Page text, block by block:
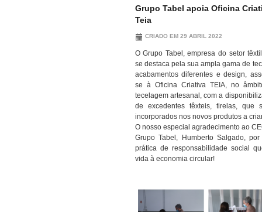
Grupo Tabel apoia Oficina
Teia
CRIADO EM 29 ABRIL 2022
O Grupo Tabel, empresa do setor
se destaca pela sua ampla gama de
acabamentos diferentes e design,
se à Oficina Criativa TEIA, no
tecelagem artesanal, com a
de excedentes têxteis, tirelas, que
incorporados nos novos produtos a
O nosso especial agradecimento ao
Grupo Tabel, Humberto Salgado, por
prática de responsabilidade social
vida à economia circular!